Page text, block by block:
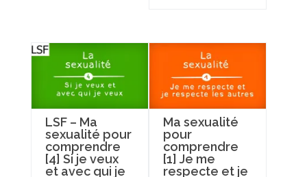
LSF – Ma
sexualité pour
comprendre
[4] Si je veux
et avec qui je
Ma sexualité
pour
comprendre
[1] Je me
respecte et je